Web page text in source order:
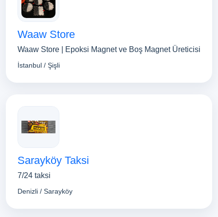
Waaw Store
Waaw Store | Epoksi Magnet ve Boş Magnet Üreticisi
İstanbul / Şişli
Sarayköy Taksi
7/24 taksi
Denizli / Sarayköy